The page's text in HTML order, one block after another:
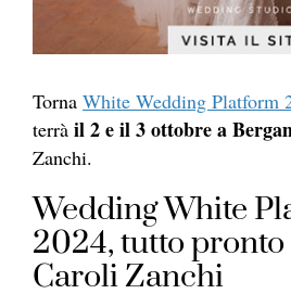
Torna White Wedding Platform
terrà il 2 e il 3 ottobre a
Zanchi.
Wedding White
2024, tutto pronto
Caroli Zanchi